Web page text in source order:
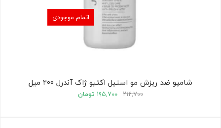
اتمام موجودی
شامپو ضد ریزش مو استیل اکتیو ژاک آندرل ۲۰۰ میل
۲۱۲,۷۰۰ ۱۹۵,۷۰۰ تومان